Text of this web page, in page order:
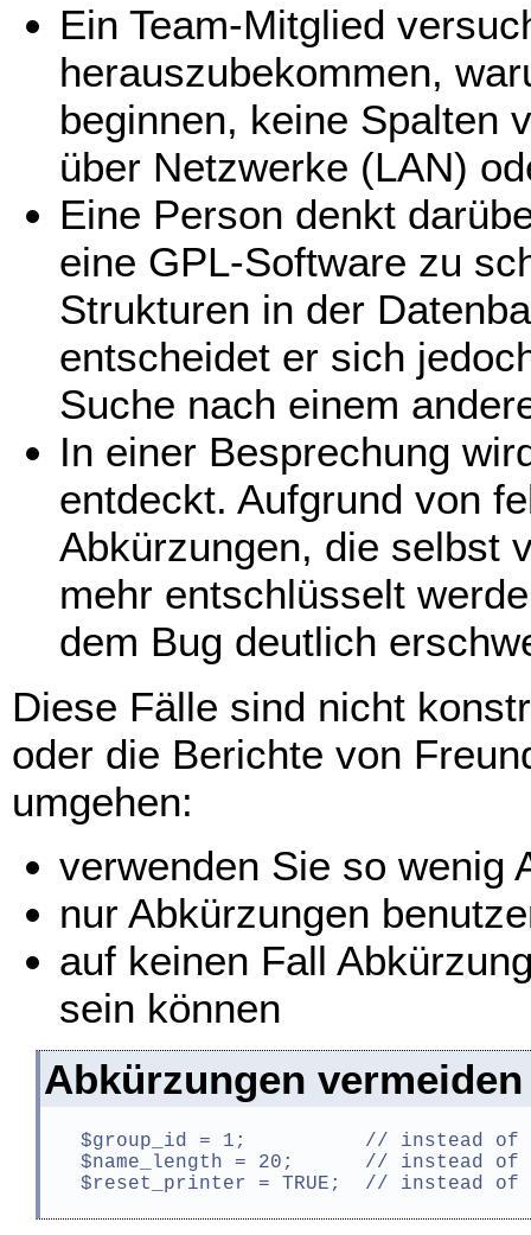
Ein Team-Mitglied
herauszubekommen,
beginnen, keine Spalten
über Netzwerke (LAN)
Eine Person denkt
eine GPL-Software zu
Strukturen in der
entscheidet er sich
Suche nach einem
In einer Besprechung
entdeckt. Aufgrund von
Abkürzungen, die selbst
mehr entschlüsselt
dem Bug deutlich
Diese Fälle sind nicht
oder die Berichte von
umgehen:
verwenden Sie so wenig
nur Abkürzungen
auf keinen Fall
sein können
Abkürzungen vermeiden
$group_id = 1;          // instead of
$name_length = 20;      // instead of
$reset_printer = TRUE;  // instead of